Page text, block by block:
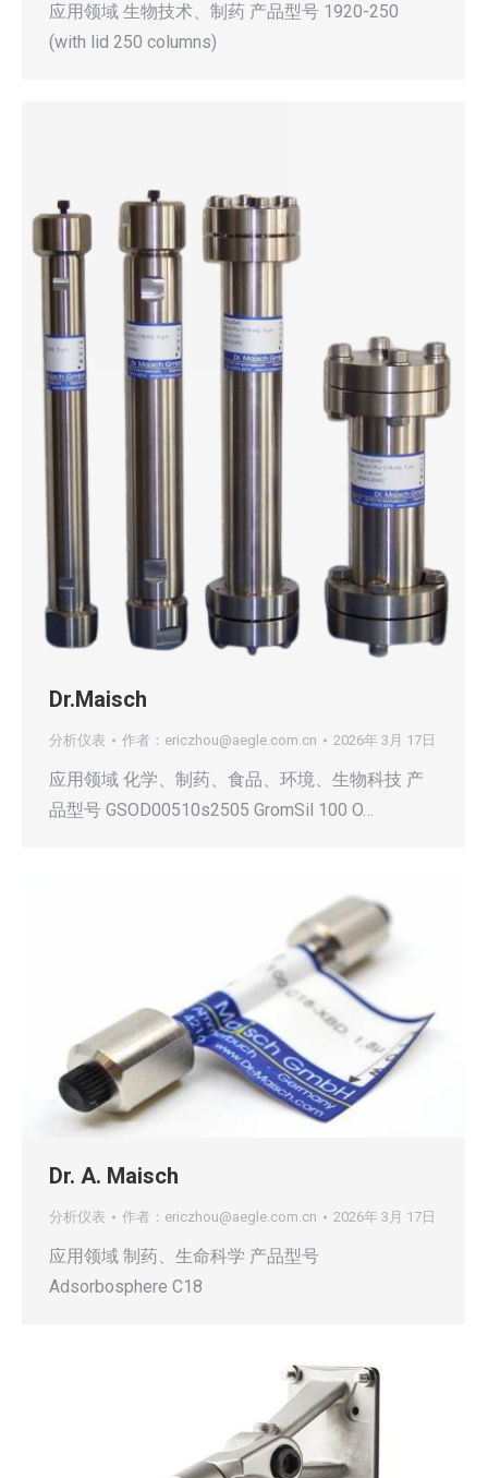
应用领域 生物技术、制药 产品型号 1920-250
(with lid 250 columns)
Dr.Maisch
分析仪表 作者： ericzhou@aegle.com.cn 2026年 3月 17日
应用领域 化学、制药、食品、环境、生物科技 产
品型号 GSOD00510s2505 GromSil 100 O…
Dr. A. Maisch
分析仪表 作者： ericzhou@aegle.com.cn 2026年 3月 17日
应用领域 制药、生命科学 产品型号
Adsorbosphere C18